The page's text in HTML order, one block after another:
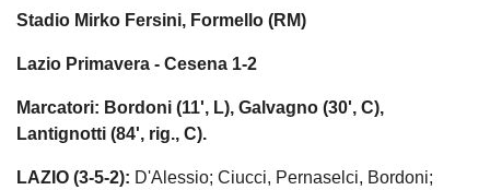
Stadio Mirko Fersini, Formello (RM)
Lazio Primavera - Cesena 1-2
Marcatori: Bordoni (11', L), Galvagno (30', C),
Lantignotti (84', rig., C).
LAZIO (3-5-2): D'Alessio; Ciucci, Pernaselci, Bordoni;